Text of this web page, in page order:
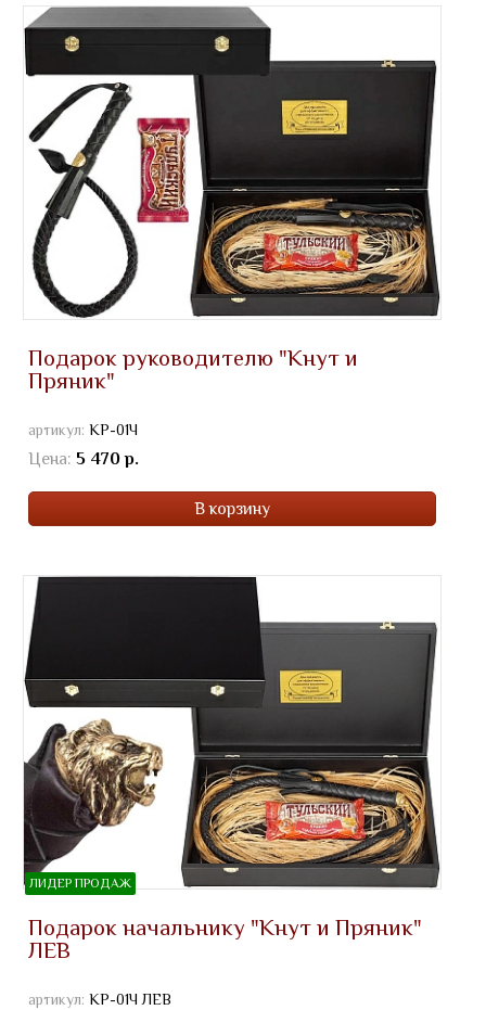
Подарок руководителю "Кнут и
Пряник"
артикул: КР-01Ч
Цена: 5 470 р.
В корзину
ЛИДЕР ПРОДАЖ
Подарок начальнику "Кнут и Пряник"
ЛЕВ
артикул: КР-01Ч ЛЕВ